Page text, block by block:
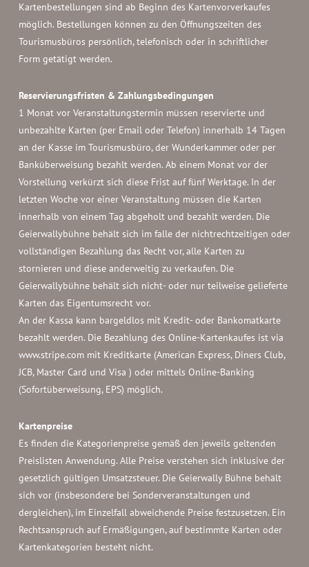
Kartenbestellungen sind ab Beginn des Kartenvorverkaufes
möglich. Bestellungen können zu den Öffnungszeiten des
Tourismusbüros persönlich, telefonisch oder in schriftlicher
Form getätigt werden.
Reservierungsfristen & Zahlungsbedingungen
1 Monat vor Veranstaltungstermin müssen reservierte und
unbezahlte Karten (per Email oder Telefon) innerhalb 14 Tagen
an der Kasse im Tourismusbüro, der Wunderkammer oder per
Banküberweisung bezahlt werden. Ab einem Monat vor der
Vorstellung verkürzt sich diese Frist auf fünf Werktage. In der
letzten Woche vor einer Veranstaltung müssen die Karten
innerhalb von einem Tag abgeholt und bezahlt werden. Die
Geierwallybühne behält sich im falle der nichtrechtzeitigen oder
vollständigen Bezahlung das Recht vor, alle Karten zu
stornieren und diese anderweitig zu verkaufen. Die
Geierwallybühne behält sich nicht- oder nur teilweise gelieferte
Karten das Eigentumsrecht vor.
An der Kassa kann bargeldlos mit Kredit- oder Bankomatkarte
bezahlt werden. Die Bezahlung des Online-Kartenkaufes ist via
www.stripe.com mit Kreditkarte (American Express, Diners Club,
JCB, Master Card und Visa ) oder mittels Online-Banking
(Sofortüberweisung, EPS) möglich.
Kartenpreise
Es finden die Kategorienpreise gemäß den jeweils geltenden
Preislisten Anwendung. Alle Preise verstehen sich inklusive der
gesetzlich gültigen Umsatzsteuer. Die Geierwally Bühne behält
sich vor (insbesondere bei Sonderveranstaltungen und
dergleichen), im Einzelfall abweichende Preise festzusetzen. Ein
Rechtsanspruch auf Ermäßigungen, auf bestimmte Karten oder
Kartenkategorien besteht nicht.